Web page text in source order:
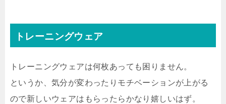
トレーニングウェア
トレーニングウェアは何枚あっても困りません。
というか、気分が変わったりモチベーションが上がる
ので新しいウェアはもらったらかなり嬉しいはず。